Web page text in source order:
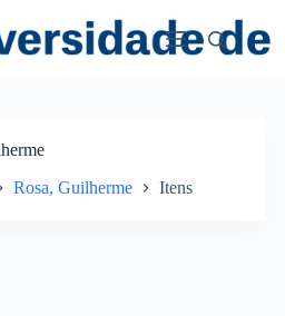
ferramentas
Rosa, Guilherme Itens